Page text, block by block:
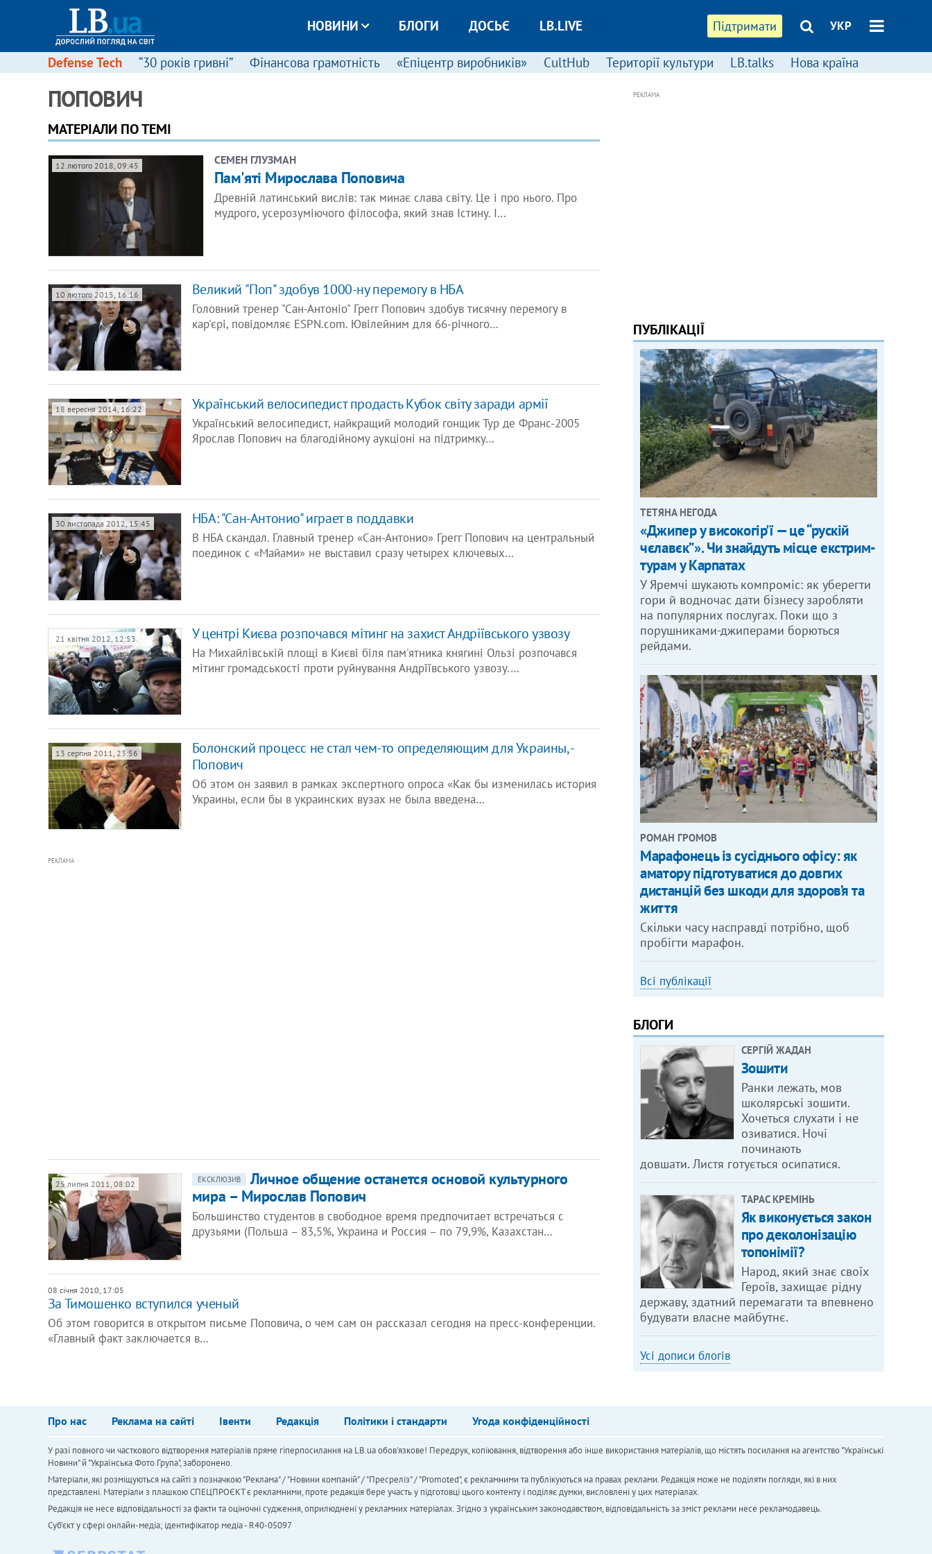
Підтримати УКР
НОВИНИ БЛОГИ ДОСЬЄ LB.LIVE
Defense Tech “30 років гривні” Фінансова грамотність «Епіцентр виробників» CultHub Території культури LB.talks Нова країна
ПОПОВИЧ
МАТЕРІАЛИ ПО ТЕМІ
12 лютого 2018, 09:45 СЕМЕН ГЛУЗМАН
Пам'яті Мирослава Поповича
Древній латинський вислів: так минає слава світу. Це і про нього. Про
мудрого, усерозуміючого філософа, який знав Істину. І…
10 лютого 2015, 16:16 Великий "Поп" здобув 1000-ну перемогу в НБА
Головний тренер "Сан-Антоніо" Грегг Попович здобув тисячну перемогу в
кар'єрі, повідомляє ESPN.com. Ювілейним для 66-річного…
18 вересня 2014, 16:22 Український велосипедист продасть Кубок світу заради армії
Український велосипедист, найкращий молодий гонщик Тур де Франс-2005
Ярослав Попович на благодійному аукціоні на підтримку…
30 листопада 2012, 15:45 НБА: "Сан-Антонио" играет в поддавки
В НБА скандал. Главный тренер «Сан-Антонио» Грегг Попович на центральный
поединок с «Майами» не выставил сразу четырех ключевых…
21 квітня 2012, 12:53 У центрі Києва розпочався мітинг на захист Андріївського узвозу
На Михайлівській площі в Києві біля пам'ятника княгині Ользі розпочався
мітинг громадськості проти руйнування Андрїївського узвозу.…
13 серпня 2011, 23:56
Болонский процесс не стал чем-то определяющим для Украины, -
Попович
Об этом он заявил в рамках экспертного опроса «Как бы изменилась история
Украины, если бы в украинских вузах не была введена…
РЕКЛАМА
25 липня 2011, 08:02 ЕКСКЛЮЗИВ
Личное общение останется основой культурного
мира – Мирослав Попович
Большинство студентов в свободное время предпочитает встречаться с
друзьями (Польша – 83,5%, Украина и Россия – по 79,9%, Казахстан…
08 січня 2010, 17:05
За Тимошенко вступился ученый
Об этом говорится в открытом письме Поповича, о чем сам он рассказал сегодня на пресс-конференции.
«Главный факт заключается в…
РЕКЛАМА
ПУБЛІКАЦІЇ
ТЕТЯНА НЕГОДА
«Джипер у високогір'ї — це “рускій
чєлавєк”». Чи знайдуть місце екстрим-
турам у Карпатах
У Яремчі шукають компроміс: як уберегти
гори й водночас дати бізнесу заробляти
на популярних послугах. Поки що з
порушниками-джиперами борються
рейдами.
РОМАН ГРОМОВ
Марафонець із сусіднього офісу: як
аматору підготуватися до довгих
дистанцій без шкоди для здоров’я та
життя
Скільки часу насправді потрібно, щоб
пробігти марафон.
Всі публікації
БЛОГИ
СЕРГІЙ ЖАДАН
Зошити
Ранки лежать, мов
школярські зошити.
Хочеться слухати і не
озиватися. Ночі
починають
довшати. Листя готується осипатися.
ТАРАС КРЕМІНЬ
Як виконується закон
про деколонізацію
топонімії?
Народ, який знає своїх
Героїв, захищає рідну
державу, здатний перемагати та впевнено
будувати власне майбутнє.
Усі дописи блогів
Про нас Реклама на сайті Івенти Редакція Політики і стандарти Угода конфіденційності
У разі повного чи часткового відтворення матеріалів пряме гіперпосилання на LB.ua обов'язкове! Передрук, копіювання, відтворення або інше використання матеріалів, що містять посилання на агентство "Українськi
Новини" й "Українська Фото Група", заборонено.
Матеріали, які розміщуються на сайті з позначкою "Реклама" / "Новини компаній" / "Пресреліз" / "Promoted", є рекламними та публікуються на правах реклами. Редакція може не поділяти погляди, які в них
представлені. Матеріали з плашкою СПЕЦПРОЄКТ є рекламними, проте редакція бере участь у підготовці цього контенту і поділяє думки, висловлені у цих матеріалах.
Редакція не несе відповідальності за факти та оціночні судження, оприлюднені у рекламних матеріалах. Згідно з українським законодавством, відповідальність за зміст реклами несе рекламодавець.
Cуб'єкт у сфері онлайн-медіа; ідентифікатор медіа - R40-05097